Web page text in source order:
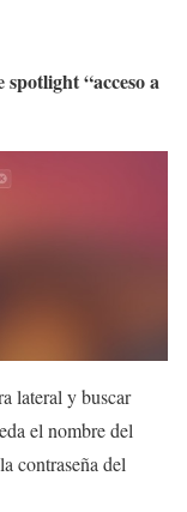
spotlight “acceso a
lateral y buscar
el nombre del
contraseña del